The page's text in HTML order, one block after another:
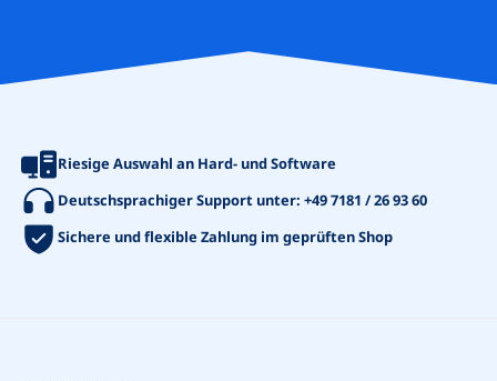
Riesige Auswahl an Hard- und Software
Deutschsprachiger Support unter: +49 7181 / 26 93 60
Sichere und flexible Zahlung im geprüften Shop